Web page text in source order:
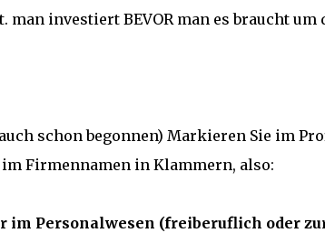
man investiert BEVOR man es braucht
schon begonnen) Markieren Sie im
im Firmennamen in Klammern, also:
im Personalwesen (freiberuflich oder